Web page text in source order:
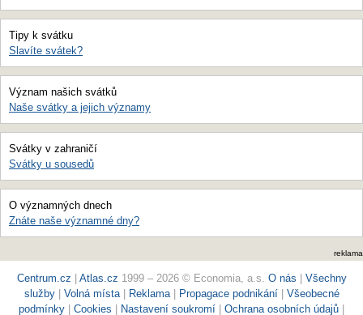
Tipy k svátku
Slavíte svátek?
Význam našich svátků
Naše svátky a jejich významy
Svátky v zahraničí
Svátky u sousedů
O významných dnech
Znáte naše významné dny?
reklama
Centrum.cz | Atlas.cz 1999 – 2026 © Economia, a.s. O nás | Všechny
služby | Volná místa| Reklama | Propagace podnikání| Všeobecné
podmínky | Cookies | Nastavení soukromí | Ochrana osobních údajů |